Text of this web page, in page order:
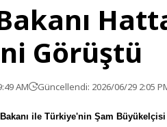
Görüştü
AM Güncellendi: 2026/06/29 2:05
ile Türkiye'nin Şam Büyükelçisi